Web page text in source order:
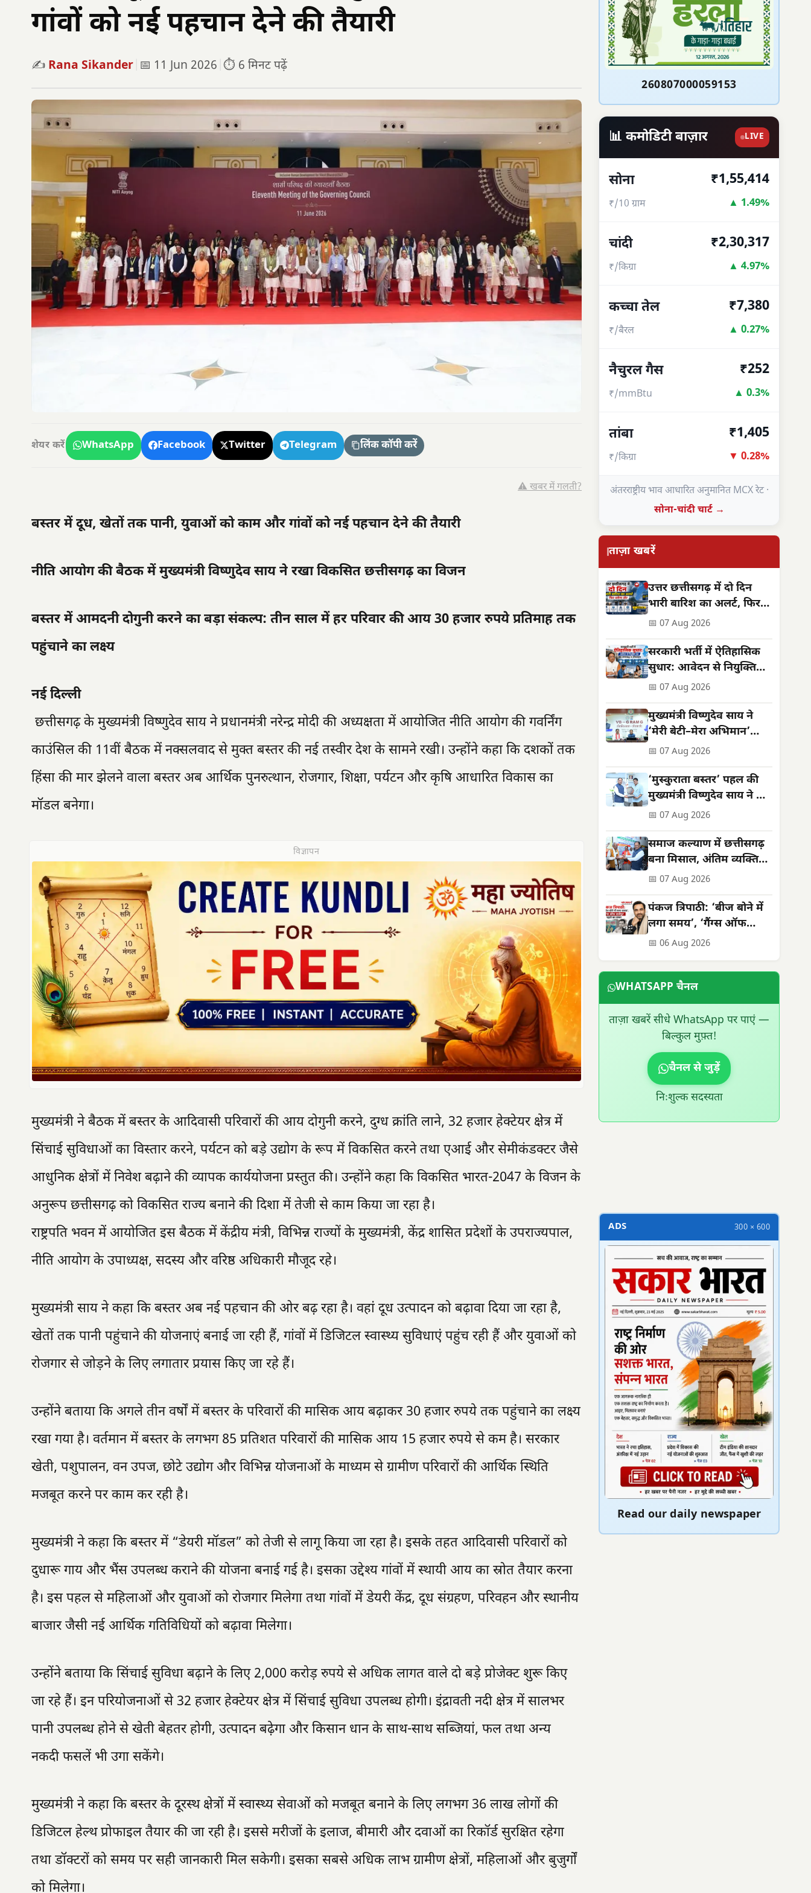
गांवों को नई पहचान देने की तैयारी
✍️ Rana Sikander 📅 11 Jun 2026 ⏱️ 6 मिनट पढ़ें
शेयर करें WhatsApp Facebook Twitter Telegram लिंक कॉपी करें
⚠️ खबर में गलती?
बस्तर में दूध, खेतों तक पानी, युवाओं को काम और गांवों को नई पहचान देने की तैयारी
नीति आयोग की बैठक में मुख्यमंत्री विष्णुदेव साय ने रखा विकसित छत्तीसगढ़ का विजन
बस्तर में आमदनी दोगुनी करने का बड़ा संकल्प: तीन साल में हर परिवार की आय 30 हजार रुपये प्रतिमाह तक
पहुंचाने का लक्ष्य
नई दिल्ली
छत्तीसगढ़ के मुख्यमंत्री विष्णुदेव साय ने प्रधानमंत्री नरेन्द्र मोदी की अध्यक्षता में आयोजित नीति आयोग की गवर्निंग
काउंसिल की 11वीं बैठक में नक्सलवाद से मुक्त बस्तर की नई तस्वीर देश के सामने रखी। उन्होंने कहा कि दशकों तक
हिंसा की मार झेलने वाला बस्तर अब आर्थिक पुनरुत्थान, रोजगार, शिक्षा, पर्यटन और कृषि आधारित विकास का
मॉडल बनेगा।
विज्ञापन
मुख्यमंत्री ने बैठक में बस्तर के आदिवासी परिवारों की आय दोगुनी करने, दुग्ध क्रांति लाने, 32 हजार हेक्टेयर क्षेत्र में
सिंचाई सुविधाओं का विस्तार करने, पर्यटन को बड़े उद्योग के रूप में विकसित करने तथा एआई और सेमीकंडक्टर जैसे
आधुनिक क्षेत्रों में निवेश बढ़ाने की व्यापक कार्ययोजना प्रस्तुत की। उन्होंने कहा कि विकसित भारत-2047 के विजन के
अनुरूप छत्तीसगढ़ को विकसित राज्य बनाने की दिशा में तेजी से काम किया जा रहा है।
राष्ट्रपति भवन में आयोजित इस बैठक में केंद्रीय मंत्री, विभिन्न राज्यों के मुख्यमंत्री, केंद्र शासित प्रदेशों के उपराज्यपाल,
नीति आयोग के उपाध्यक्ष, सदस्य और वरिष्ठ अधिकारी मौजूद रहे।
मुख्यमंत्री साय ने कहा कि बस्तर अब नई पहचान की ओर बढ़ रहा है। वहां दूध उत्पादन को बढ़ावा दिया जा रहा है,
खेतों तक पानी पहुंचाने की योजनाएं बनाई जा रही हैं, गांवों में डिजिटल स्वास्थ्य सुविधाएं पहुंच रही हैं और युवाओं को
रोजगार से जोड़ने के लिए लगातार प्रयास किए जा रहे हैं।
उन्होंने बताया कि अगले तीन वर्षों में बस्तर के परिवारों की मासिक आय बढ़ाकर 30 हजार रुपये तक पहुंचाने का लक्ष्य
रखा गया है। वर्तमान में बस्तर के लगभग 85 प्रतिशत परिवारों की मासिक आय 15 हजार रुपये से कम है। सरकार
खेती, पशुपालन, वन उपज, छोटे उद्योग और विभिन्न योजनाओं के माध्यम से ग्रामीण परिवारों की आर्थिक स्थिति
मजबूत करने पर काम कर रही है।
मुख्यमंत्री ने कहा कि बस्तर में “डेयरी मॉडल” को तेजी से लागू किया जा रहा है। इसके तहत आदिवासी परिवारों को
दुधारू गाय और भैंस उपलब्ध कराने की योजना बनाई गई है। इसका उद्देश्य गांवों में स्थायी आय का स्रोत तैयार करना
है। इस पहल से महिलाओं और युवाओं को रोजगार मिलेगा तथा गांवों में डेयरी केंद्र, दूध संग्रहण, परिवहन और स्थानीय
बाजार जैसी नई आर्थिक गतिविधियों को बढ़ावा मिलेगा।
उन्होंने बताया कि सिंचाई सुविधा बढ़ाने के लिए 2,000 करोड़ रुपये से अधिक लागत वाले दो बड़े प्रोजेक्ट शुरू किए
जा रहे हैं। इन परियोजनाओं से 32 हजार हेक्टेयर क्षेत्र में सिंचाई सुविधा उपलब्ध होगी। इंद्रावती नदी क्षेत्र में सालभर
पानी उपलब्ध होने से खेती बेहतर होगी, उत्पादन बढ़ेगा और किसान धान के साथ-साथ सब्जियां, फल तथा अन्य
नकदी फसलें भी उगा सकेंगे।
मुख्यमंत्री ने कहा कि बस्तर के दूरस्थ क्षेत्रों में स्वास्थ्य सेवाओं को मजबूत बनाने के लिए लगभग 36 लाख लोगों की
डिजिटल हेल्थ प्रोफाइल तैयार की जा रही है। इससे मरीजों के इलाज, बीमारी और दवाओं का रिकॉर्ड सुरक्षित रहेगा
तथा डॉक्टरों को समय पर सही जानकारी मिल सकेगी। इसका सबसे अधिक लाभ ग्रामीण क्षेत्रों, महिलाओं और बुजुर्गों
को मिलेगा।
260807000059153
📊 कमोडिटी बाज़ार LIVE
सोना
₹/10 ग्राम
₹1,55,414
▲ 1.49%
चांदी
₹/किग्रा
₹2,30,317
▲ 4.97%
कच्चा तेल
₹/बैरल
₹7,380
▲ 0.27%
नैचुरल गैस
₹/mmBtu
₹252
▲ 0.3%
तांबा
₹/किग्रा
₹1,405
▼ 0.28%
अंतरराष्ट्रीय भाव आधारित अनुमानित MCX रेट ·
सोना-चांदी चार्ट →
ताज़ा खबरें
उत्तर छत्तीसगढ़ में दो दिन
भारी बारिश का अलर्ट, फिर
थमेगा जोर
📅 07 Aug 2026
सरकारी भर्ती में ऐतिहासिक
सुधार: आवेदन से नियुक्ति
तक सब समयबद्ध व
ऑनलाइन
📅 07 Aug 2026
मुख्यमंत्री विष्णुदेव साय ने
‘मेरी बेटी–मेरा अभिमान’
अभियान का किया शुभारंभ
📅 07 Aug 2026
‘मुस्कुराता बस्तर’ पहल की
मुख्यमंत्री विष्णुदेव साय ने की
सराहना
📅 07 Aug 2026
समाज कल्याण में छत्तीसगढ़
बना मिसाल, अंतिम व्यक्ति
तक पहुंच रहीं योजनाएं
📅 07 Aug 2026
पंकज त्रिपाठी: ‘बीज बोने में
लगा समय’, ‘गैंग्स ऑफ
वासेपुर’ से पहले का सफर
📅 06 Aug 2026
WHATSAPP चैनल
ताज़ा खबरें सीधे WhatsApp पर पाएं —
बिल्कुल मुफ़्त!
चैनल से जुड़ें
निःशुल्क सदस्यता
ADS 300 × 600
Read our daily newspaper